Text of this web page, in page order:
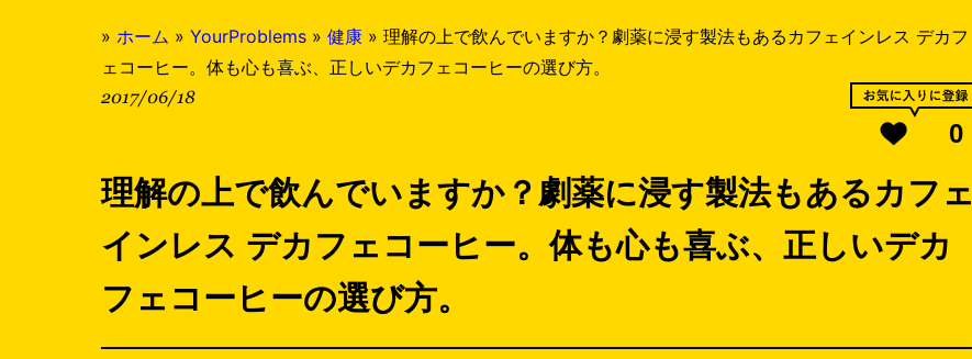
» ホーム » YourProblems » 健康 » 理解の上で飲んでいますか？劇薬に浸す製法もあるカフェインレス デカフ
ェコーヒー。体も心も喜ぶ、正しいデカフェコーヒーの選び方。
2017/06/18
0
理解の上で飲んでいますか？劇薬に浸す製法もあるカフェ
インレス デカフェコーヒー。体も心も喜ぶ、正しいデカ
フェコーヒーの選び方。